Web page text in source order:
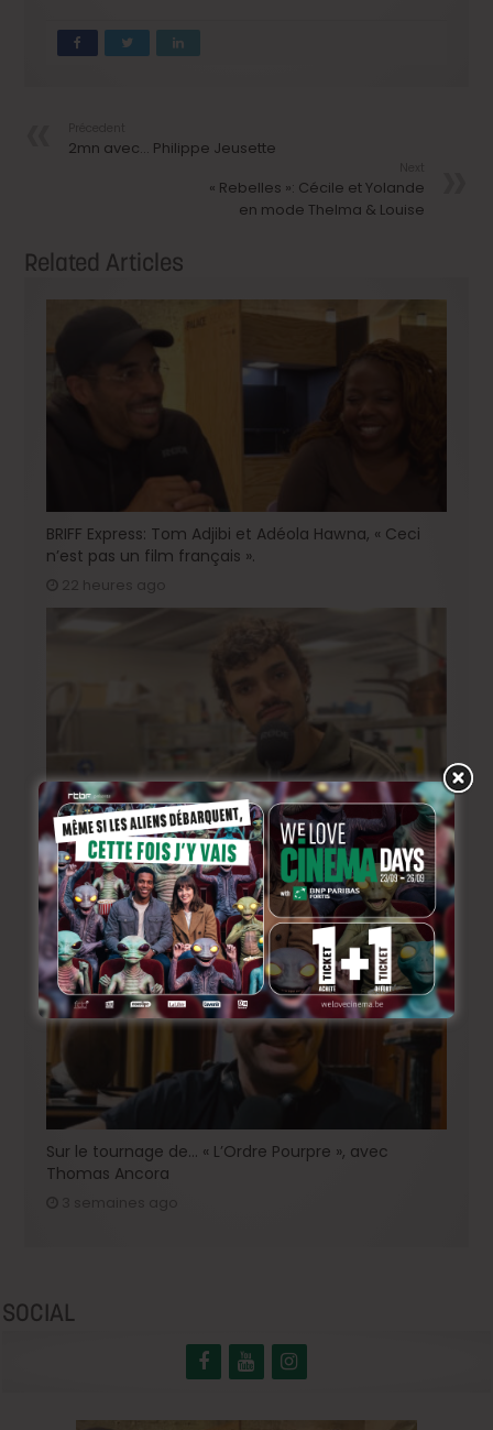
2mn avec… Philippe Jeusette
« Rebelles »: Cécile et Yolande
en mode Thelma & Louise
Related Articles
BRIFF Express: Tom Adjibi et Adéola Hawna, « Ceci
n’est pas un film français ».
22 heures ago
Sur le tournage de « Please », avec Victor Ruprich-
Robert
2 semaines ago
Sur le tournage de… « L’Ordre Pourpre », avec
Thomas Ancora
SOCIAL